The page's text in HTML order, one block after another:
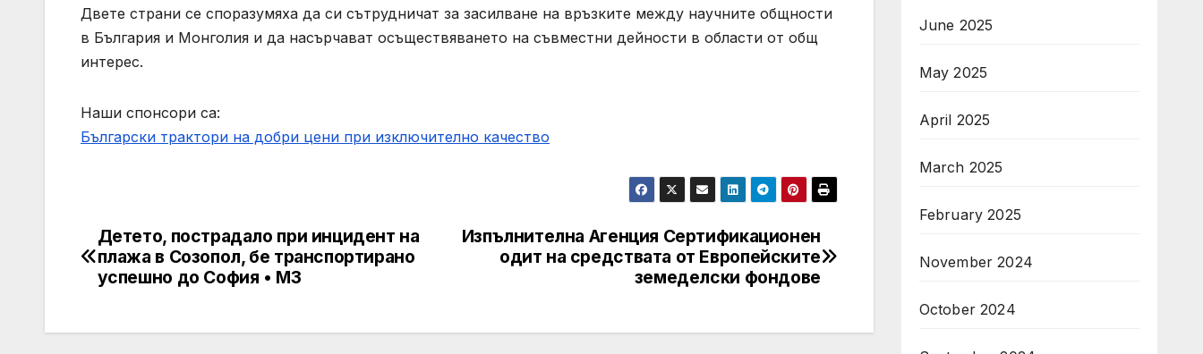
Двете страни се споразумяха да си сътрудничат за засилване на връзките между научните общности
в България и Монголия и да насърчават осъществяването на съвместни дейности в области от общ
интерес.
Наши спонсори са:
Български трактори на добри цени при изключително качество
Post
navigation
Изпълнителна Агенция Сертификационен
одит на средствата от Европейските
земеделски фондове
Детето, пострадало при инцидент на
плажа в Созопол, бе транспортирано
успешно до София • МЗ
June 2025
May 2025
April 2025
March 2025
February 2025
November 2024
October 2024